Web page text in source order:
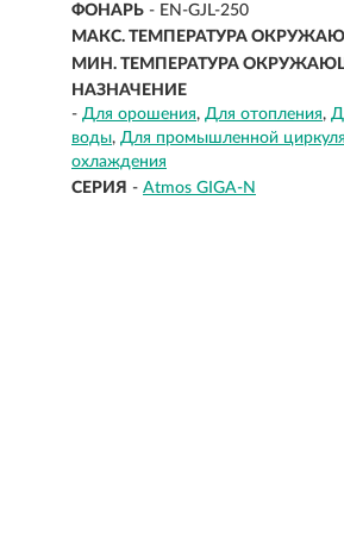
ФОНАРЬ - EN-GJL-250
МАКС. ТЕМПЕРАТУРА
МИН. ТЕМПЕРАТУРА
НАЗНАЧЕНИЕ
- Для орошения Для отопления
воды Для промышленной
охлаждения
СЕРИЯ - Atmos GIGA-N